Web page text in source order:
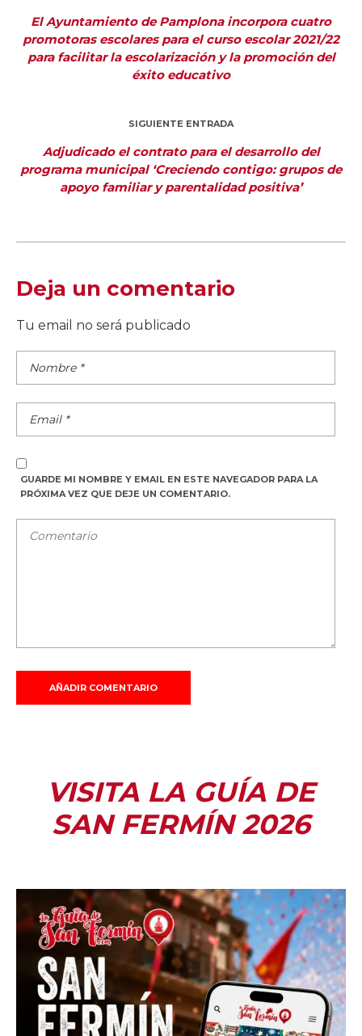
El Ayuntamiento de Pamplona incorpora cuatro
promotoras escolares para el curso escolar 2021/22
para facilitar la escolarización y la promoción del
éxito educativo
SIGUIENTE ENTRADA
Adjudicado el contrato para el desarrollo del
programa municipal ‘Creciendo contigo: grupos de
apoyo familiar y parentalidad positiva’
Deja un comentario
Tu email no será publicado
GUARDE MI NOMBRE Y EMAIL EN ESTE NAVEGADOR PARA LA
PRÓXIMA VEZ QUE DEJE UN COMENTARIO.
VISITA LA GUÍA DE
SAN FERMÍN 2026